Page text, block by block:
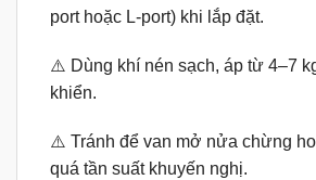
port hoặc L-port) khi lắp đặt.
⚠️ Dùng khí nén sạch, áp từ 4–7
khiển.
⚠️ Tránh để van mở nửa chừng
quá tần suất khuyến nghị.